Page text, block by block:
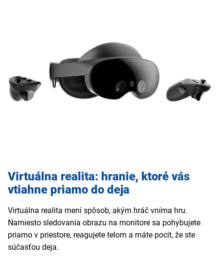
Virtuálna realita: hranie, ktoré vás
vtiahne priamo do deja
Virtuálna realita mení spôsob, akým hráč vníma hru.
Namiesto sledovania obrazu na monitore sa pohybujete
priamo v priestore, reagujete telom a máte pocit, že ste
súčasťou deja.